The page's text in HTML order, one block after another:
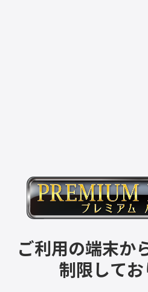
ご利用の端末か
制限してお